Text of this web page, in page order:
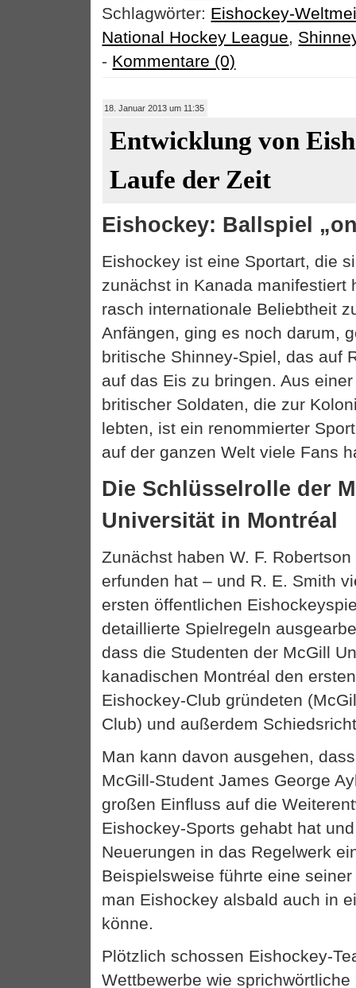
Schlagwörter: Eishockey-
National Hockey League,
- Kommentare (0)
18. Januar 2013 um 11:35
Entwicklung von
Laufe der Zeit
Eishockey: Ballspiel
Eishockey ist eine Sportart, die
zunächst in Kanada manifestiert
rasch internationale Beliebtheit
Anfängen, ging es noch darum,
britische Shinney-Spiel, das auf
auf das Eis zu bringen. Aus
britischer Soldaten, die zur
lebten, ist ein renommierter
auf der ganzen Welt viele Fans
Die Schlüsselrolle der
Universität in Montréal
Zunächst haben W. F.
erfunden hat – und R. E. Smith
ersten öffentlichen
detaillierte Spielregeln
dass die Studenten der McGill
kanadischen Montréal den
Eishockey-Club gründeten
Club) und außerdem
Man kann davon ausgehen,
McGill-Student James George
großen Einfluss auf die
Eishockey-Sports gehabt hat
Neuerungen in das Regelwerk
Beispielsweise führte eine
man Eishockey alsbald auch in
könne.
Plötzlich schossen Eishockey-
Wettbewerbe wie